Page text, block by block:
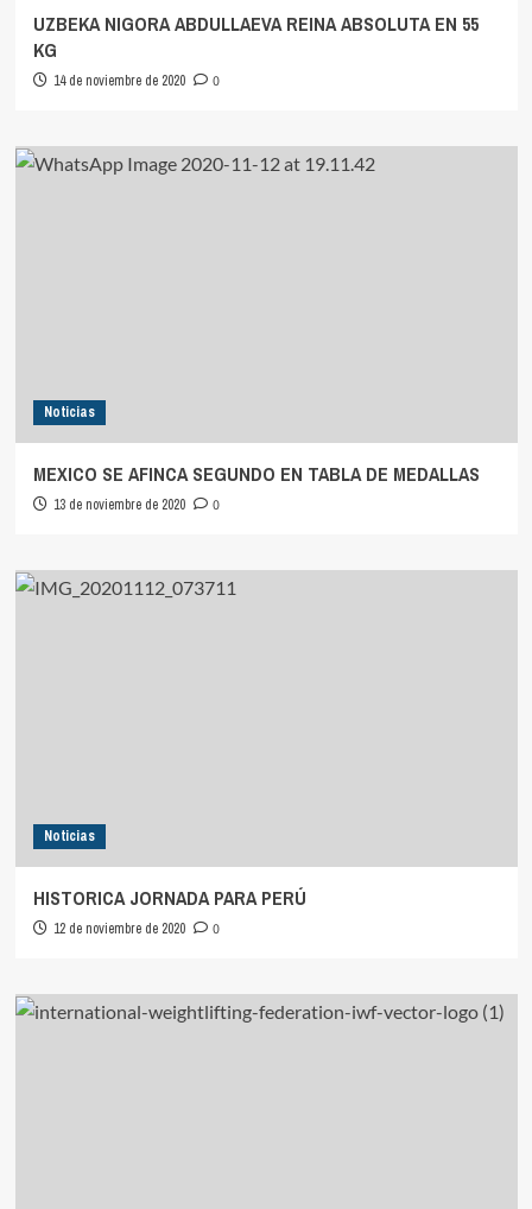
UZBEKA NIGORA ABDULLAEVA REINA ABSOLUTA EN 55
KG
14 de noviembre de 2020 0
Noticias
MEXICO SE AFINCA SEGUNDO EN TABLA DE MEDALLAS
13 de noviembre de 2020 0
Noticias
HISTORICA JORNADA PARA PERÚ
12 de noviembre de 2020 0